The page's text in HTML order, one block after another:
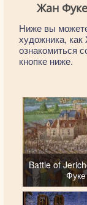
Жан
Ниже вы
художника,
ознакомиться
кнопке ниже.
Battle of
Фуке